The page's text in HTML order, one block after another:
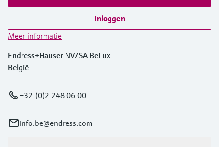
Inloggen
Meer informatie
Endress+Hauser NV/SA BeLux
België
+32 (0)2 248 06 00
info.be@endress.com